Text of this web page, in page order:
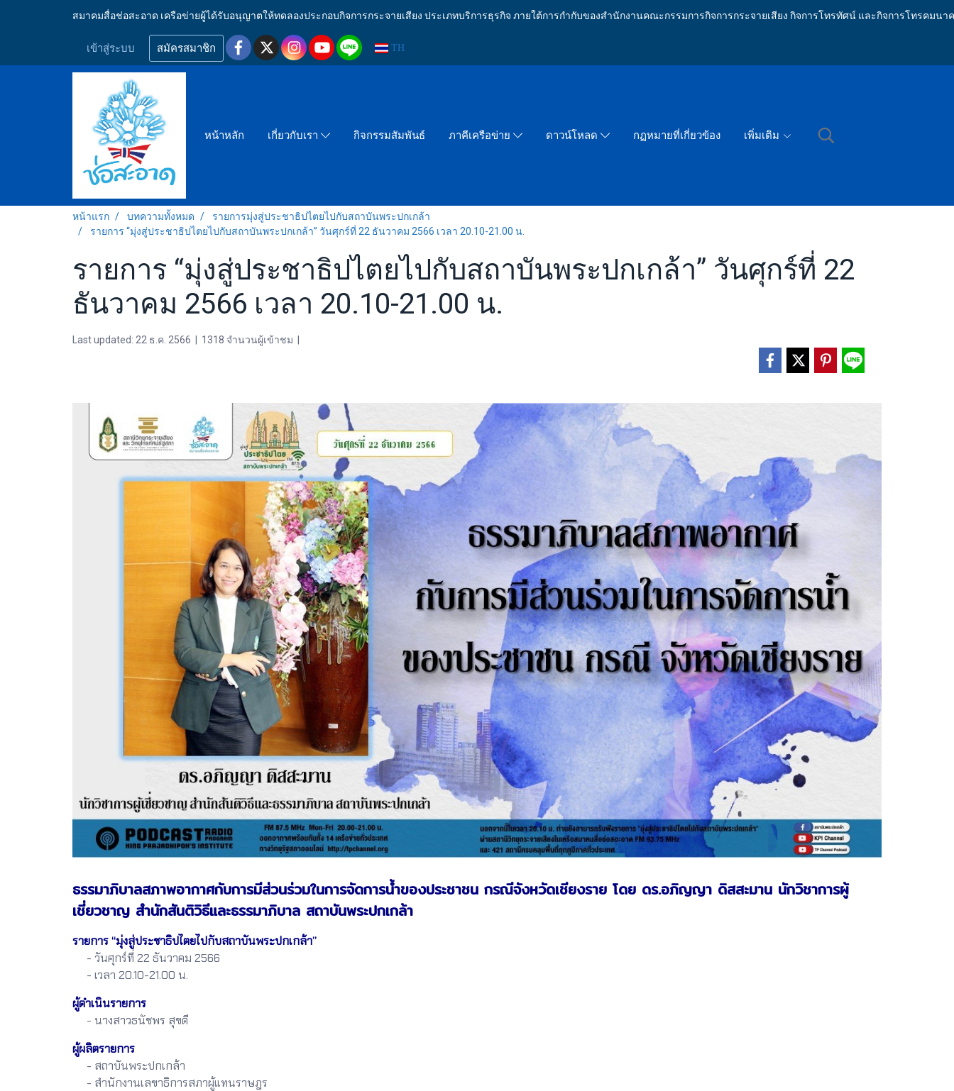
สมาคมสื่อช่อสะอาด เครือข่ายผู้ได้รับอนุญาตให้ทดลองประกอบกิจการกระจายเสียง ประเภทบริการธุรกิจ ภายใต้การกำกับของสำนักงานคณะกรรมการกิจการกระจายเสียง กิจการโทรทัศน์ และกิจการโทรคมนา
เข้าสู่ระบบ สมัครสมาชิก TH
หน้าหลัก เกี่ยวกับเรา กิจกรรมสัมพันธ์ ภาคีเครือข่าย ดาวน์โหลด กฏหมายที่เกี่ยวข้อง เพิ่มเติม
หน้าแรก บทความทั้งหมด
รายการมุ่งสู่ประชาธิปไตยไปกับสถาบันพระปกเกล้า
รายการ “มุ่งสู่ประชาธิปไตยไปกับสถาบันพระปกเกล้า” วันศุกร์ที่ 22 ธันวาคม 2566 เวลา 20.10-21.00 น.
รายการ “มุ่งสู่ประชาธิปไตยไปกับสถาบันพระปกเกล้า” วันศุกร์ที่ 22
ธันวาคม 2566 เวลา 20.10-21.00 น.
Last updated: 22 ธ.ค. 2566 1318 จำนวนผู้เข้าชม
ธรรมาภิบาลสภาพอากาศกับการมีส่วนร่วมในการจัดการน้ำของประชาชน กรณีจังหวัดเชียงราย โดย ดร.อภิญญา ดิสสะมาน นักวิชาการผู้
เชี่ยวชาญ สำนักสันติวิธีและธรรมาภิบาล สถาบันพระปกเกล้า
รายการ “มุ่งสู่ประชาธิปไตยไปกับสถาบันพระปกเกล้า”
- วันศุกร์ที่ 22 ธันวาคม 2566
- เวลา 20.10-21.00 น.
ผู้ดำเนินรายการ
- นางสาวธนัชพร สุขดี
ผู้ผลิตรายการ
- สถาบันพระปกเกล้า
- สำนักงานเลขาธิการสภาผู้แทนราษฎร